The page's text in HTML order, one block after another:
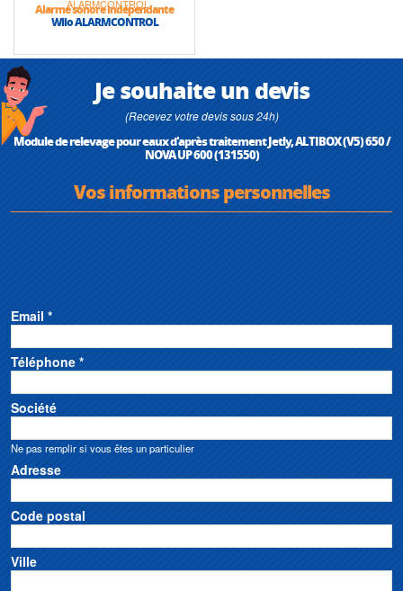
Alarme sonore indépendante
Wilo ALARMCONTROL
Je souhaite un devis
(Recevez votre devis sous 24h)
Module de relevage pour eaux d'après traitement Jetly, ALTIBOX (V5) 650 /
NOVA UP 600 (131550)
Vos informations personnelles
Email *
Téléphone *
Société
Ne pas remplir si vous êtes un particulier
Adresse
Code postal
Ville